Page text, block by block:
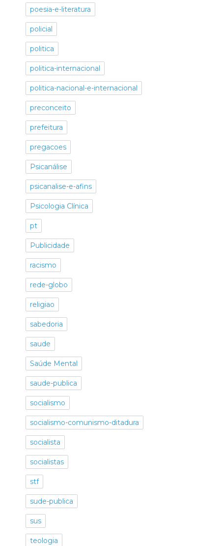
poesia-e-literatura
policial
politica
politica-internacional
politica-nacional-e-internacional
preconceito
prefeitura
pregacoes
Psicanálise
psicanalise-e-afins
Psicologia Clínica
pt
Publicidade
racismo
rede-globo
religiao
sabedoria
saude
Saúde Mental
saude-publica
socialismo
socialismo-comunismo-ditadura
socialista
socialistas
stf
sude-publica
sus
teologia